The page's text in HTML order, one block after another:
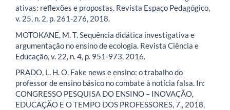
ativas: reflexões e propostas. Revista Espaço Pedagógico,
v. 25, n. 2, p. 261-276, 2018.
MOTOKANE, M. T. Sequência didática investigativa e
argumentação no ensino de ecologia. Revista Ciência e
Educação, v. 22, n. 4, p. 951-973, 2016.
PRADO, L. H. O. Fake news e ensino: o trabalho do
professor de ensino básico no combate à notícia falsa. In:
CONGRESSO PESQUISA DO ENSINO – INOVAÇÃO,
EDUCAÇÃO E O TEMPO DOS PROFESSORES, 7., 2018,